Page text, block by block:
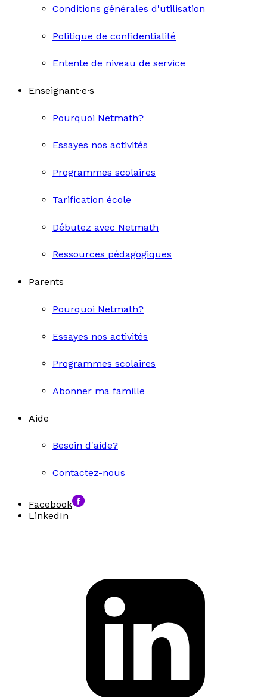
Conditions générales d'utilisation
Politique de confidentialité
Entente de niveau de service
Enseignant·e·s
Pourquoi Netmath?
Essayes nos activités
Programmes scolaires
Tarification école
Débutez avec Netmath
Ressources pédagogiques
Parents
Pourquoi Netmath?
Essayes nos activités
Programmes scolaires
Abonner ma famille
Aide
Besoin d'aide?
Contactez-nous
Facebook
LinkedIn